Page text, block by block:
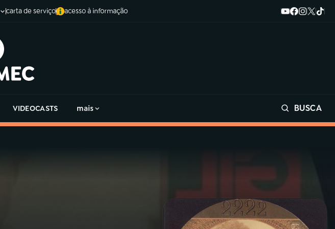
carta de serviço acesso à informação
VIDEOCASTS mais BUSCA